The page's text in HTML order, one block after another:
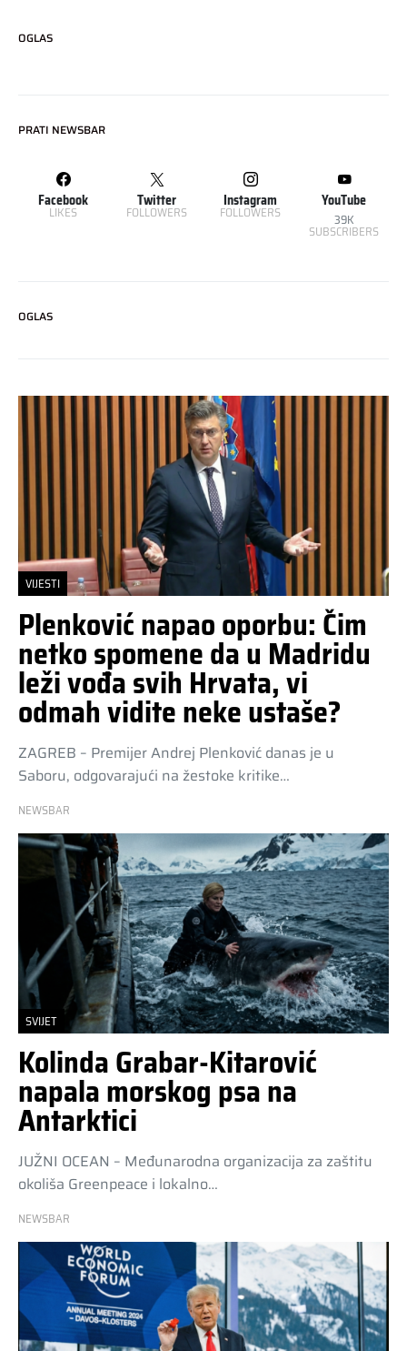
OGLAS
PRATI NEWSBAR
Facebook
LIKES
Twitter
FOLLOWERS
Instagram
FOLLOWERS
YouTube
39K
SUBSCRIBERS
OGLAS
VIJESTI
Plenković napao oporbu: Čim
netko spomene da u Madridu
leži vođa svih Hrvata, vi
odmah vidite neke ustaše?
ZAGREB – Premijer Andrej Plenković danas je u
Saboru, odgovarajući na žestoke kritike…
NEWSBAR
SVIJET
Kolinda Grabar-Kitarović
napala morskog psa na
Antarktici
JUŽNI OCEAN – Međunarodna organizacija za zaštitu
okoliša Greenpeace i lokalno…
NEWSBAR